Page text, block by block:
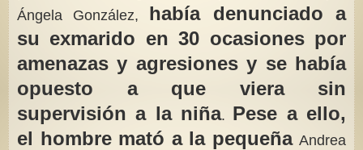
Ángela González, había denunciado a
su exmarido en 30 ocasiones por
amenazas y agresiones y se había
opuesto a que viera sin
supervisión a la niña. Pese a ello,
el hombre mató a la pequeña Andrea